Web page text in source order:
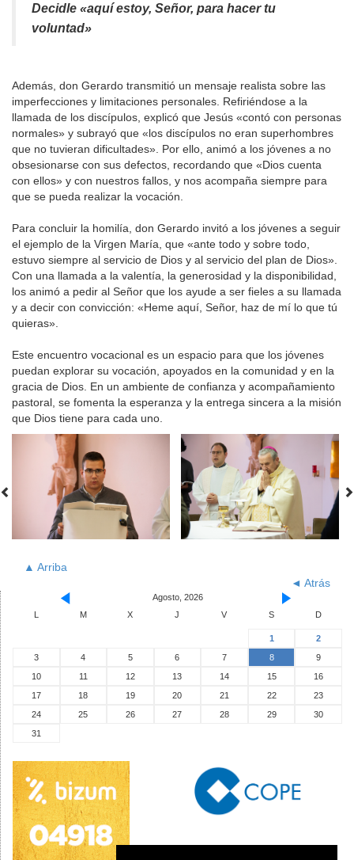
Decidle «aquí estoy, Señor, para hacer tu
voluntad»
Además, don Gerardo transmitió un mensaje realista sobre las
imperfecciones y limitaciones personales. Refiriéndose a la
llamada de los discípulos, explicó que Jesús «contó con personas
normales» y subrayó que «los discípulos no eran superhombres
que no tuvieran dificultades». Por ello, animó a los jóvenes a no
obsesionarse con sus defectos, recordando que «Dios cuenta
con ellos» y con nuestros fallos, y nos acompaña siempre para
que se pueda realizar la vocación.
Para concluir la homilía, don Gerardo invitó a los jóvenes a seguir
el ejemplo de la Virgen María, que «ante todo y sobre todo,
estuvo siempre al servicio de Dios y al servicio del plan de Dios».
Con una llamada a la valentía, la generosidad y la disponibilidad,
los animó a pedir al Señor que los ayude a ser fieles a su llamada
y a decir con convicción: «Heme aquí, Señor, haz de mí lo que tú
quieras».
Este encuentro vocacional es un espacio para que los jóvenes
puedan explorar su vocación, apoyados en la comunidad y en la
gracia de Dios. En un ambiente de confianza y acompañamiento
pastoral, se fomenta la esperanza y la entrega sincera a la misión
que Dios tiene para cada uno.
▲ Arriba
◄ Atrás
Agosto, 2026
L
M X J V S D
1
2
3
4 5 6 7 8
9
10
11 12 13 14 15
16
17
18 19 20 21 22
23
24
25 26 27 28 29
30
31